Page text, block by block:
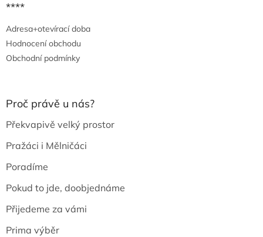
****
Adresa+otevírací doba
Hodnocení obchodu
Obchodní podmínky
Proč právě u nás?
Překvapivě velký prostor
Pražáci i Mělničáci
Poradíme
Pokud to jde, doobjednáme
Přijedeme za vámi
Prima výběr